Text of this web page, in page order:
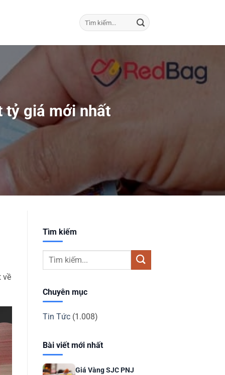
tỷ giá mới nhất
về
Tìm kiếm
Chuyên mục
Tin Tức(1.008)
Bài viết mới nhất
Giá Vàng SJC PNJ